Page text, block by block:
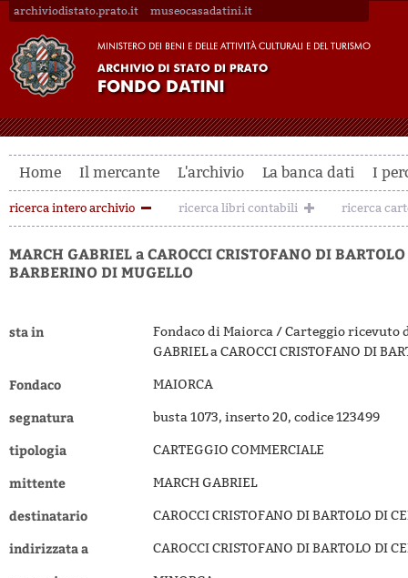
archiviodistato.prato.it museocasadatini.it
Home Il mercante L'archivio La banca dati I
ricerca intero archivio ricerca libri contabili ricerca
MARCH GABRIEL a CAROCCI CRISTOFANO DI
BARBERINO DI MUGELLO
sta in
Fondaco di Maiorca / Carteggio ricevuto
GABRIEL a CAROCCI CRISTOFANO DI
Fondaco MAIORCA
segnatura busta 1073, inserto 20, codice 123499
tipologia CARTEGGIO COMMERCIALE
mittente MARCH GABRIEL
destinatario CAROCCI CRISTOFANO DI BARTOLO DI
indirizzata a CAROCCI CRISTOFANO DI BARTOLO DI